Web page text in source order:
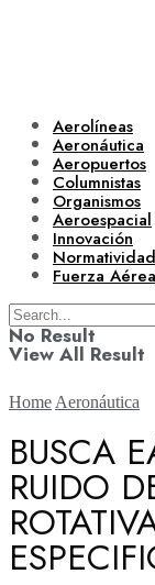
Aerolíneas
Aeronáutica
Aeropuertos
Columnistas
Organismos
Aeroespacial
Innovación
Normatividad
Fuerza Aérea
No Result
View All Result
Aerolíneas
Aeronáutica
Home Aeronáutica
BUSCA
RUIDO